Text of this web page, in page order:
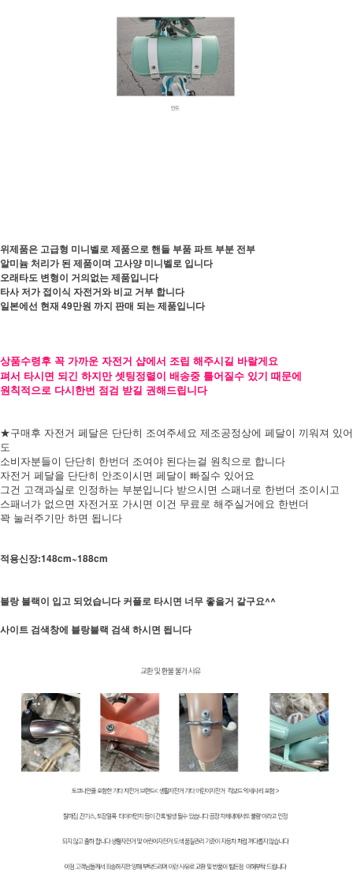
위제품은 고급형 미니벨로 제품으로 핸들 부품 파트 부분 전부
알미늄 처리가 된 제품이며 고사양 미니벨로 입니다
오래타도 변형이 거의없는 제품입니다
타사 저가 접이식 자전거와 비교 거부 합니다
일본에선 현재 49만원 까지 판매 되는 제품입니다
상품수령후 꼭 가까운 자전거 샵에서 조립 해주시길 바랄게요
펴서 타시면 되긴 하지만 셋팅정렬이 배송중 틀어질수 있기 때문에
원칙적으로 다시한번 점검 받길 권해드립니다
★구매후 자전거 페달은 단단히 조여주세요 제조공정상에 페달이 끼워져 있어
도
소비자분들이 단단히 한번더 조여야 된다는걸 원칙으로 합니다
자전거 페달을 단단히 안조이시면 페달이 빠질수 있어요
그건 고객과실로 인정하는 부분입니다 받으시면 스패너로 한번더 조이시고
스패너가 없으면 자전거포 가시면 이건 무료로 해주실거에요 한번더
꽉 눌러주기만 하면 됩니다
적용신장:148cm~188cm
블랑 블랙이 입고 되었습니다 커플로 타시면 너무 좋을거 같구요^^
사이트 검색창에 블랑블랙 검색 하시면 됩니다